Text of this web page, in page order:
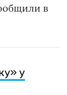
в
у